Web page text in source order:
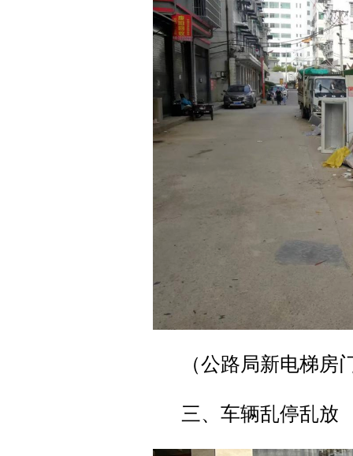
（公路局新电梯房
三、车辆乱停乱放